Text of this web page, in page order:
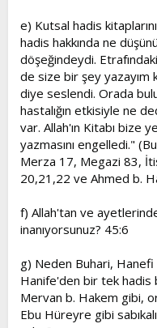
e) Kutsal hadis
hadis hakkında ne
döşeğindeydi.
de size bir şey yazayım
diye seslendi. Orada
hastalığın etkisiyle ne
var. Allah'ın Kitabı bize
yazmasını engelledi."
Merza 17, Megazi 83,
20,21,22 ve Ahmed b.
f) Allah'tan ve
inanıyorsunuz? 45:6
g) Neden Buhari, Hanefi
Hanife'den bir tek
Mervan b. Hakem gibi,
Ebu Hüreyre gibi